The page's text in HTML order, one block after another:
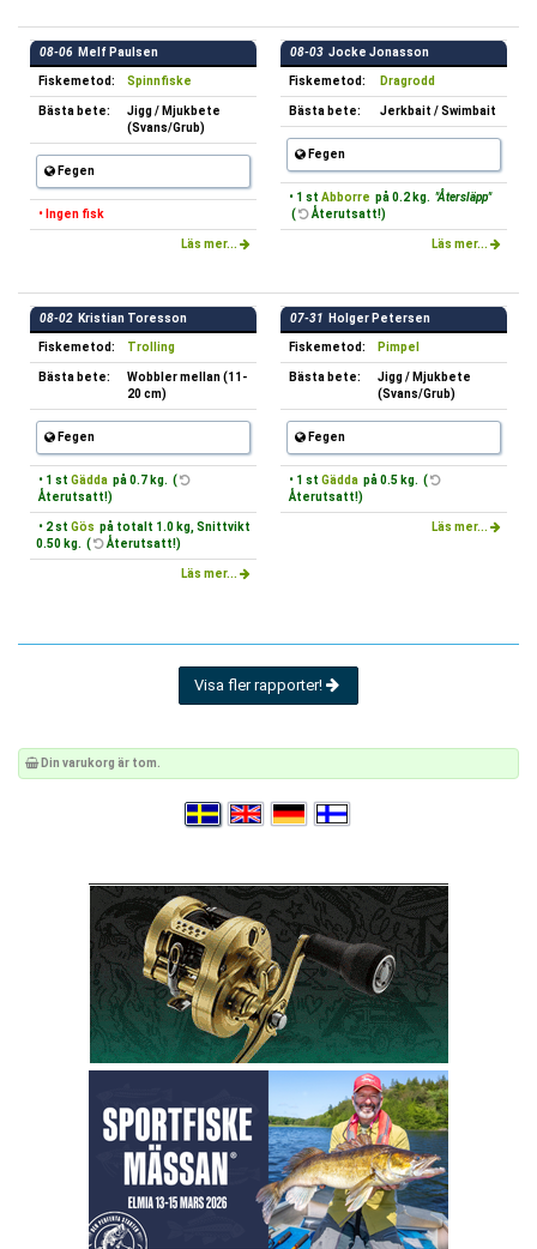
08-06 Melf Paulsen
Fiskemetod: Spinnfiske
Bästa bete:
Jigg / Mjukbete
(Svans/Grub)
Fegen
• Ingen fisk
Läs mer...
08-03 Jocke Jonasson
Fiskemetod: Dragrodd
Bästa bete: Jerkbait / Swimbait
Fegen
• 1 st Abborre på 0.2 kg. "Återsläpp"
(
Återutsatt!)
Läs mer...
08-02 Kristian Toresson
Fiskemetod: Trolling
Bästa bete:
Wobbler mellan (11-
20 cm)
Fegen
• 1 st Gädda på 0.7 kg. (
Återutsatt!)
• 2 st Gös på totalt 1.0 kg, Snittvikt
0.50 kg. (
Återutsatt!)
Läs mer...
07-31 Holger Petersen
Fiskemetod: Pimpel
Bästa bete:
Jigg / Mjukbete
(Svans/Grub)
Fegen
• 1 st Gädda på 0.5 kg. (
Återutsatt!)
Läs mer...
Visa fler rapporter!
Din varukorg är tom.